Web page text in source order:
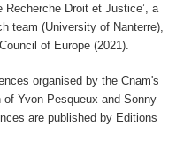
Droit et Justice’, a
team (University of Nanterre),
of Europe (2021).
organised by the Cnam's
Yvon Pesqueux and Sonny
are published by Editions